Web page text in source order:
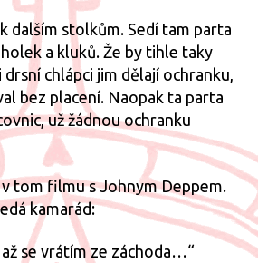
dalším stolkům. Sedí tam parta
a kluků. Že by tihle taky
chlápci jim dělají ochranku,
bez placení. Naopak ta parta
už žádnou ochranku
tom filmu s Johnym Deppem.
kamarád:
až se vrátím ze záchoda…“